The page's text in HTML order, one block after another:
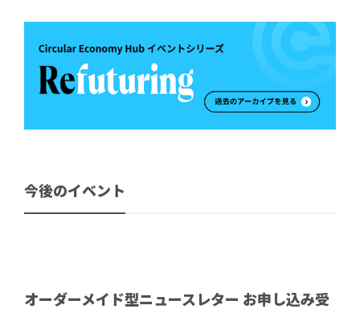
今後のイベント
オーダーメイド型ニュースレター お申し込み受